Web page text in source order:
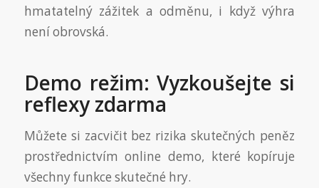
hmatatelný zážitek a odměnu, i když výhra
není obrovská.
Demo režim: Vyzkoušejte si
reflexy zdarma
Můžete si zacvičit bez rizika skutečných peněz
prostřednictvím online demo, které kopíruje
všechny funkce skutečné hry.